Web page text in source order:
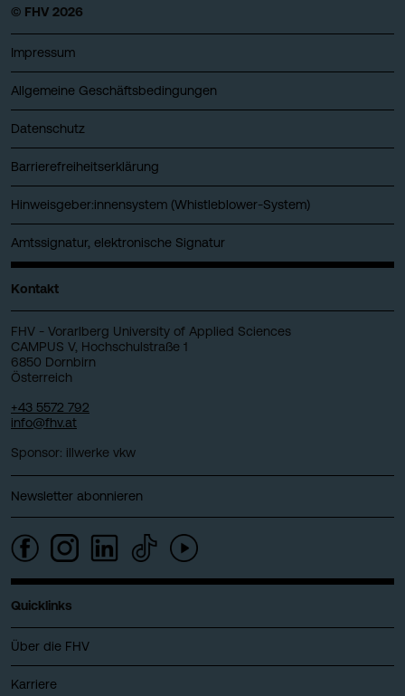
© FHV 2026
Impressum
Allgemeine Geschäftsbedingungen
Datenschutz
Barrierefreiheitserklärung
Hinweisgeber:innensystem (Whistleblower-System)
Amtssignatur, elektronische Signatur
Kontakt
FHV - Vorarlberg University of Applied Sciences
CAMPUS V, Hochschulstraße 1
6850 Dornbirn
Österreich
+43 5572 792
info@fhv.at
Sponsor: illwerke vkw
Newsletter abonnieren
Quicklinks
Über die FHV
Karriere